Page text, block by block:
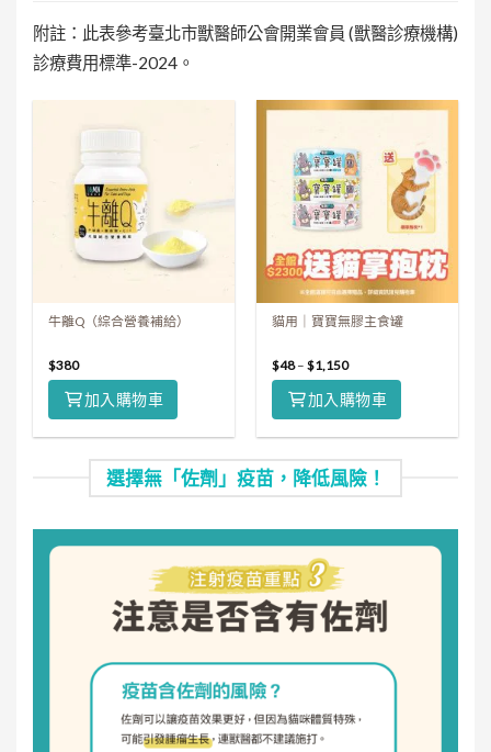
附註：此表參考臺北市獸醫師公會開業會員 (獸醫診療機構)
診療費用標準-2024。
牛離Q（綜合營養補給）
$380
加入購物車
貓用｜寶寶無膠主食罐
$48–$1,150
加入購物車
選擇無「佐劑」疫苗，降低風險！